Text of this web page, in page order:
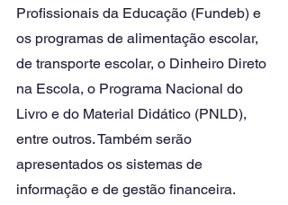
Profissionais da Educação (Fundeb) e
os programas de alimentação escolar,
de transporte escolar, o Dinheiro Direto
na Escola, o Programa Nacional do
Livro e do Material Didático (PNLD),
entre outros. Também serão
apresentados os sistemas de
informação e de gestão financeira.